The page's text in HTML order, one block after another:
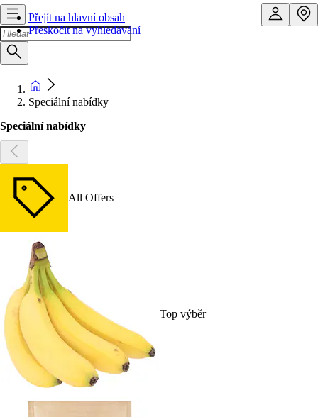
Přejít na hlavní obsah
Přeskočit na vyhledávání
Speciální nabídky
Speciální nabídky
All Offers
Top výběr